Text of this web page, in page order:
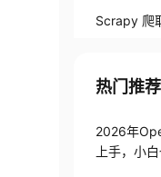
Scrapy 爬
热门推荐
2026年
上手，小